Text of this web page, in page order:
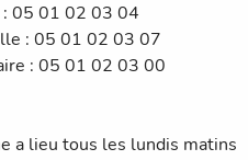
05 01 02 03 04
: 05 01 02 03 07
: 05 01 02 03 00
a lieu tous les lundis matins